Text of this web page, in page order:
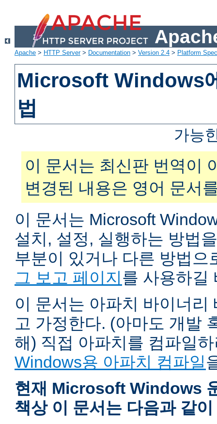
Apache > HTTP Server> Documentation > Version 2.4 > Platform
Microsoft Windows
법
가능
이 문서는 최신판 번역이
변경된 내용은 영어 문서
이 문서는 Microsoft
설치, 설정, 실행하는 방법
부분이 있거나 다른 방법
그 보고 페이지를 사용하길
이 문서는 아파치 바이너리
고 가정한다. (아마도 개발
해) 직접 아파치를 컴파일
Windows용 아파치 컴파일
현재 Microsoft Windows
책상 이 문서는 다음과 같